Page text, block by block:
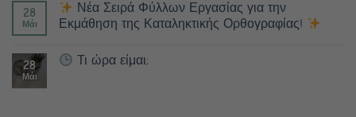
28
Μάι
Νέα Σειρά Φύλλων Εργασίας για την
Εκμάθηση της Καταληκτικής Ορθογραφίας!
28
Μάι
Τι ώρα είμαι;